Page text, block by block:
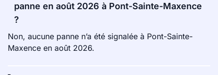
panne en août 2026 à Pont-Sainte-Maxence
?
Non, aucune panne n’a été signalée à Pont-Sainte-
Maxence en août 2026.